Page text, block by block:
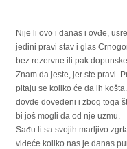
Nije li ovo i danas i ovđe,
jedini pravi stav i glas
bez rezervne ili pak
Znam da jeste, jer ste pravi.
pitaju se koliko će da ih
dovde dovedeni i zbog toga
bi još mogli da od nje uzmu.
Sađu li sa svojih marljivo
viđeće koliko nas je danas